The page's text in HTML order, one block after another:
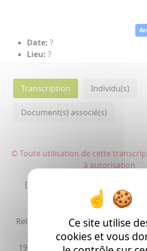
Date: ?
Lieu: ?
Transcription Individu(s)
Document(s) associé(s)
© Toute utilisation de cette
à autorisation
[La transcription peut
Relevé du c/. de M rAlbert
chez M Cazenave
1908
24 Recu pour à
Ce site utilise
cookies et vous